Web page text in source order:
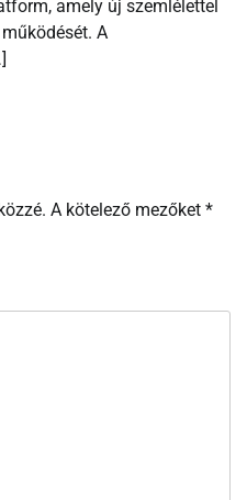
amely új szemlélettel
A
A kötelező mezőket *